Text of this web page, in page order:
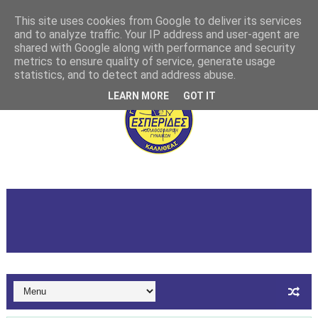
This site uses cookies from Google to deliver its services
and to analyze traffic. Your IP address and user-agent are
shared with Google along with performance and security
metrics to ensure quality of service, generate usage
statistics, and to detect and address abuse.
LEARN MORE GOT IT